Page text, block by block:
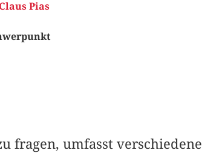
Claus Pias
fragen, umfasst verschiedene